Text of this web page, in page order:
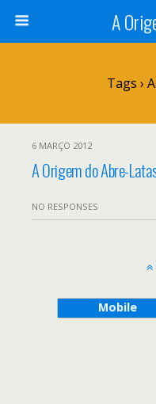
A
Tags ›
6 MARÇO 2012
A Origem do Abre-
NO RESPONSES
Mobile